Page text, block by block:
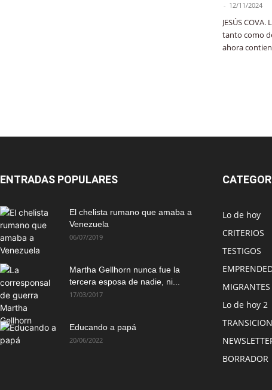
- 12/11/2024
JESÚS
tanto como
ahora
ENTRADAS POPULARES
El chelista rumano que amaba a
Venezuela
06/07/2019
Martha Gellhorn nunca fue la
tercera esposa de nadie, ni...
17/03/2017
Educando a papá
20/06/2022
Lo de hoy
CRITERIOS
TESTIGOS
MIGRANTES
Lo de hoy 2
BORRADOR